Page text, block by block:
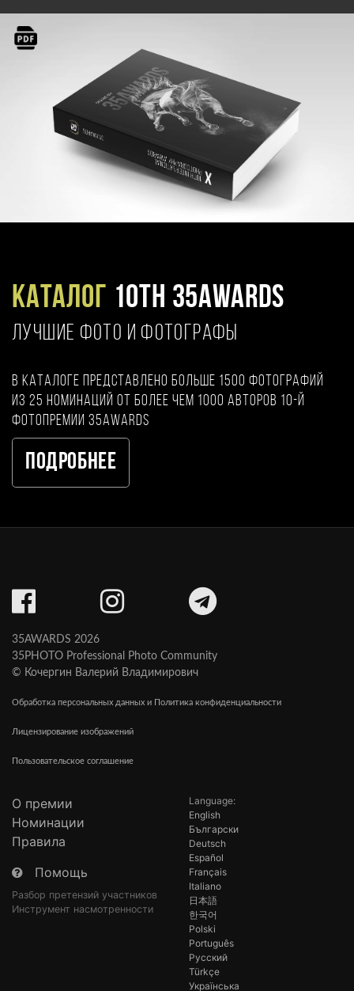
Каталог 10TH 35AWARDS
ЛУЧШИЕ ФОТО И ФОТОГРАФЫ
В каталоге представлено больше 1500 фотографий
из 25 номинаций от более чем 1000 авторов 10-й
фотопремии 35AWARDS
Подробнее
35AWARDS 2026
35PHOTO Professional Photo Community
© Кочергин Валерий Владимирович
Обработка персональных данных и Политика конфиденциальности
Лицензирование изображений
Пользовательское соглашение
О премии
Номинации
Правила
Помощь
Разбор претензий участников
Инструмент насмотренности
Language:
English
Български
Deutsch
Español
Français
Italiano
日本語
한국어
Polski
Português
Русский
Türkçe
Українська